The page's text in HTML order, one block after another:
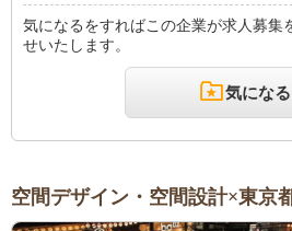
気になるをすればこの企業が求人募集
せいたします。
気になる
空間デザイン・空間設計×東京